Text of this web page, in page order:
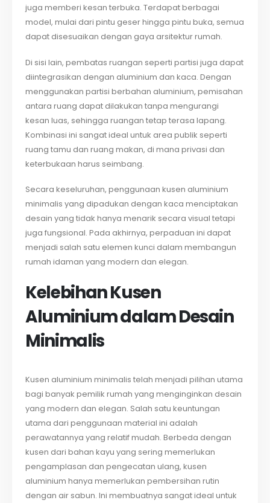
juga memberi kesan terbuka. Terdapat berbagai
model, mulai dari pintu geser hingga pintu buka, semua
dapat disesuaikan dengan gaya arsitektur rumah.
Di sisi lain, pembatas ruangan seperti partisi juga dapat
diintegrasikan dengan aluminium dan kaca. Dengan
menggunakan partisi berbahan aluminium, pemisahan
antara ruang dapat dilakukan tanpa mengurangi
kesan luas, sehingga ruangan tetap terasa lapang.
Kombinasi ini sangat ideal untuk area publik seperti
ruang tamu dan ruang makan, di mana privasi dan
keterbukaan harus seimbang.
Secara keseluruhan, penggunaan kusen aluminium
minimalis yang dipadukan dengan kaca menciptakan
desain yang tidak hanya menarik secara visual tetapi
juga fungsional. Pada akhirnya, perpaduan ini dapat
menjadi salah satu elemen kunci dalam membangun
rumah idaman yang modern dan elegan.
Kelebihan Kusen
Aluminium dalam Desain
Minimalis
Kusen aluminium minimalis telah menjadi pilihan utama
bagi banyak pemilik rumah yang menginginkan desain
yang modern dan elegan. Salah satu keuntungan
utama dari penggunaan material ini adalah
perawatannya yang relatif mudah. Berbeda dengan
kusen dari bahan kayu yang sering memerlukan
pengamplasan dan pengecatan ulang, kusen
aluminium hanya memerlukan pembersihan rutin
dengan air sabun. Ini membuatnya sangat ideal untuk